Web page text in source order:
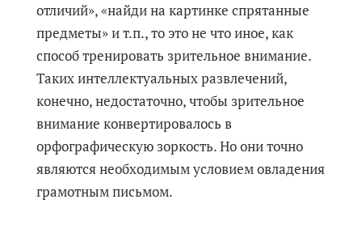
отличий», «найди на картинке спрятанные
предметы» и т.п., то это не что иное, как
способ тренировать зрительное внимание.
Таких интеллектуальных развлечений,
конечно, недостаточно, чтобы зрительное
внимание конвертировалось в
орфографическую зоркость. Но они точно
являются необходимым условием овладения
грамотным письмом.